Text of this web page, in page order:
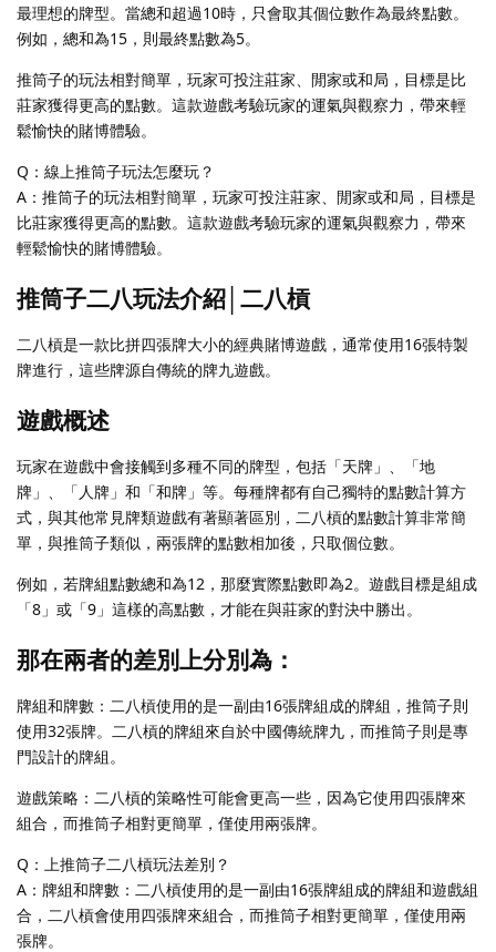
最理想的牌型。當總和超過10時，只會取其個位數作為最終點數。
例如，總和為15，則最終點數為5。
推筒子的玩法相對簡單，玩家可投注莊家、閒家或和局，目標是比
莊家獲得更高的點數。這款遊戲考驗玩家的運氣與觀察力，帶來輕
鬆愉快的賭博體驗。
Q：線上推筒子玩法怎麼玩？
A：推筒子的玩法相對簡單，玩家可投注莊家、閒家或和局，目標是
比莊家獲得更高的點數。這款遊戲考驗玩家的運氣與觀察力，帶來
輕鬆愉快的賭博體驗。
推筒子二八玩法介紹│二八槓
二八槓是一款比拼四張牌大小的經典賭博遊戲，通常使用16張特製
牌進行，這些牌源自傳統的牌九遊戲。
遊戲概述
玩家在遊戲中會接觸到多種不同的牌型，包括「天牌」、「地
牌」、「人牌」和「和牌」等。每種牌都有自己獨特的點數計算方
式，與其他常見牌類遊戲有著顯著區別，二八槓的點數計算非常簡
單，與推筒子類似，兩張牌的點數相加後，只取個位數。
例如，若牌組點數總和為12，那麼實際點數即為2。遊戲目標是組成
「8」或「9」這樣的高點數，才能在與莊家的對決中勝出。
那在兩者的差別上分別為：
牌組和牌數：二八槓使用的是一副由16張牌組成的牌組，推筒子則
使用32張牌。二八槓的牌組來自於中國傳統牌九，而推筒子則是專
門設計的牌組。
遊戲策略：二八槓的策略性可能會更高一些，因為它使用四張牌來
組合，而推筒子相對更簡單，僅使用兩張牌。
Q：上推筒子二八槓玩法差別？
A：牌組和牌數：二八槓使用的是一副由16張牌組成的牌組和遊戲組
合，二八槓會使用四張牌來組合，而推筒子相對更簡單，僅使用兩
張牌。